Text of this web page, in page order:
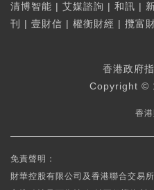
清博智能 | 艾媒諮詢 | 和訊 |
刊
| 壹財信 | 權衡財經 | 攬富
香港政府
Copyright ©
香
免責聲明：
財華控股有限公司及香港聯合交易